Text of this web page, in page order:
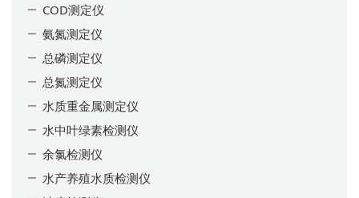
COD测定仪
氨氮测定仪
总磷测定仪
总氮测定仪
水质重金属测定仪
水中叶绿素检测仪
余氯检测仪
水产养殖水质检测仪